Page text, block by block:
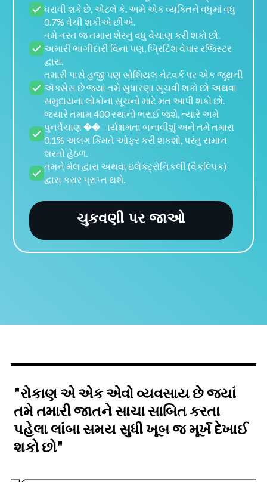
ધરાવી શકે છે, એટલે કે. અમે એક વ્યક્તિને વધુમાં વધુ
0.7% વેચી શકીએ છીએ.
તમે તરત જ તમારા શેરનું વધુ વેચાણ કરી શકો છો.
અમારી ભાગીદારી વિના પણ, બ્રિટિશ વેપાર રજિસ્ટર
દ્વારા.
તમારી પાસે હજી પણ સોશિયલ નેટવર્ક પર એક જૂથની
ઍક્સેસ છે જ્યાં તમે સુધારણા સૂચવી શકો છો અથવા
સમુદાયના લોકોના સૂચનો માટે મત આપી શકો છો.
જ્યારે તમામ 400 સ્થાનો ભરાઈ જશે, ત્યારે અમે
પુનર્વેચાણ ��ાર્યક્ષમતા બનાવીશું અને તમે તમારા
0.1% અલગ કિંમતે ઓફર કરી શકશો, પરંતુ સમાન
શરતો હેઠળ.
તમને મેલ દ્વારા અથવા ઇલેક્ટ્રોનિકલી (વૈકલ્પિક)
દ્વારા કરાર પ્રાપ્ત થશે.
ચુકવણી પર જાઓ
"રોકાણ એ એક એવો વ્યવસાય છે જ્યાં
તમે તમારી જાતને સાચા સાબિત કરતા
પહેલા લાંબા સમય સુધી ખૂબ જ મૂર્ખ દેખાઈ
શકો છો"